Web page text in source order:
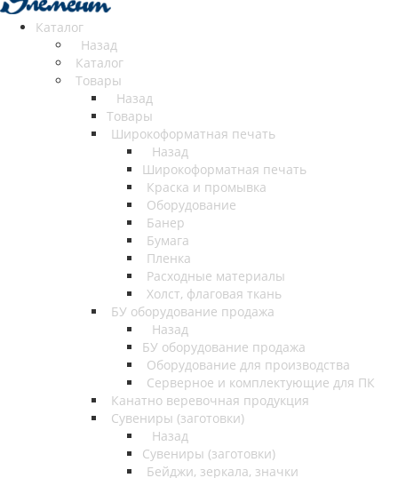
Каталог
Назад
Каталог
Товары
Назад
Товары
Широкоформатная печать
Назад
Широкоформатная печать
Краска и промывка
Оборудование
Банер
Бумага
Пленка
Расходные материалы
Холст, флаговая ткань
БУ оборудование продажа
Назад
БУ оборудование продажа
Оборудование для производства
Серверное и комплектующие для ПК
Канатно веревочная продукция
Сувениры (заготовки)
Назад
Сувениры (заготовки)
Бейджи, зеркала, значки